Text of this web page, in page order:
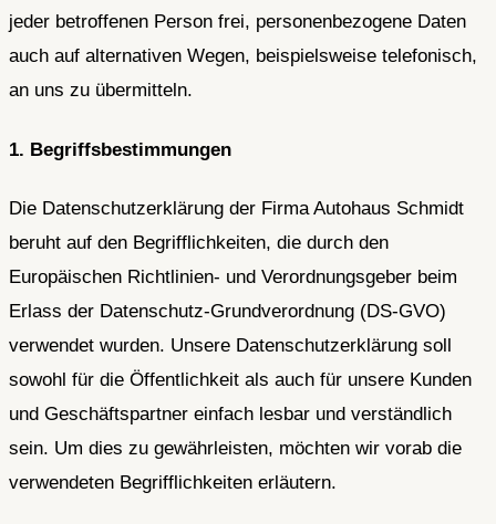
jeder betroffenen Person frei, personenbezogene Daten
auch auf alternativen Wegen, beispielsweise telefonisch,
an uns zu übermitteln.
1. Begriffsbestimmungen
Die Datenschutzerklärung der Firma Autohaus Schmidt
beruht auf den Begrifflichkeiten, die durch den
Europäischen Richtlinien- und Verordnungsgeber beim
Erlass der Datenschutz-Grundverordnung (DS-GVO)
verwendet wurden. Unsere Datenschutzerklärung soll
sowohl für die Öffentlichkeit als auch für unsere Kunden
und Geschäftspartner einfach lesbar und verständlich
sein. Um dies zu gewährleisten, möchten wir vorab die
verwendeten Begrifflichkeiten erläutern.